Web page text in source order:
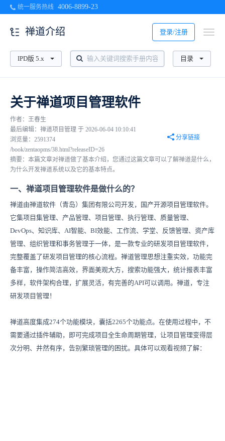
统一服务热线 4006-8899-23
登录/注册
禅道介绍
IPD版 5.x 目录
关于禅道项目管理软件
作者：王春生
最后编辑：禅道项目管理 于 2026-06-04 10:10:41
浏览量：2591374
分享链接
/book/zentaopms/38.html?releaseID=26
摘要：本篇文章对禅道做了基本介绍，您通过这篇文章可以了解禅道是什么，
为什么开发禅道系统以及它的基本特点。
一、禅道项目管理软件是做什么的？
禅道由禅道软件（青岛）集团有限公司开发，国产开源项目管理软件。
它集项目集管理、产品管理、项目管理、执行管理、质量管理、
DevOps、知识库、AI智能、BI效能、工作流、学堂、反馈管理、资产库
管理、组织管理和事务管理于一体，是一款专业的研发项目管理软件，
完整覆盖了研发项目管理的核心流程。禅道管理思想注重实效，功能完
备丰富，操作简洁高效，界面美观大方，搜索功能强大，统计报表丰富
多样，软件架构合理，扩展灵活，有完善的API可以调用。禅道，专注
研发项目管理！
禅道高度集成274个功能模块，囊括2265个功能点。在使用过程中，不
需要通过插件辅助，即可完成项目全生命周期管理，让项目管理变得层
次分明、井然有序，告别繁琐管理的困扰。具体可以观看视频了解：